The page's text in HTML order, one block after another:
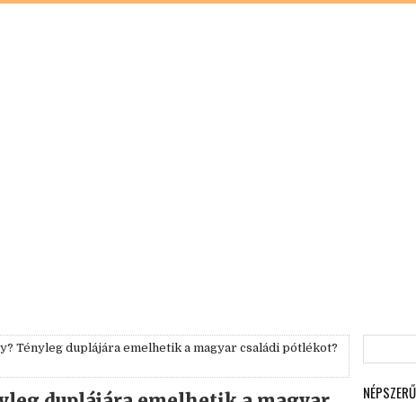
Tényleg duplájára emelhetik a magyar családi pótlékot?